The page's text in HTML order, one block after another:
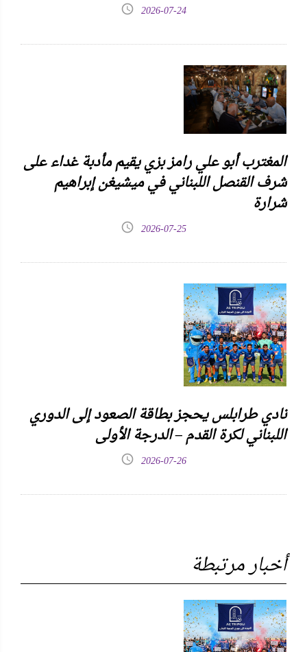
2026-07-24
المغترب أبو علي رامز بزي يقيم مأدبة غداء على
شرف القنصل اللبناني في ميشيغن إبراهيم
شرارة
2026-07-25
نادي طرابلس يحجز بطاقة الصعود إلى الدوري
اللبناني لكرة القدم – الدرجة الأولى
2026-07-26
أخبار مرتبطة